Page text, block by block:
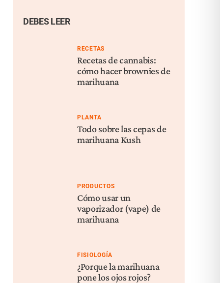
DEBES LEER
RECETAS
Recetas de cannabis:
cómo hacer brownies de
marihuana
PLANTA
Todo sobre las cepas de
marihuana Kush
PRODUCTOS
Cómo usar un
vaporizador (vape) de
marihuana
FISIOLOGÍA
¿Porque la marihuana
pone los ojos rojos?